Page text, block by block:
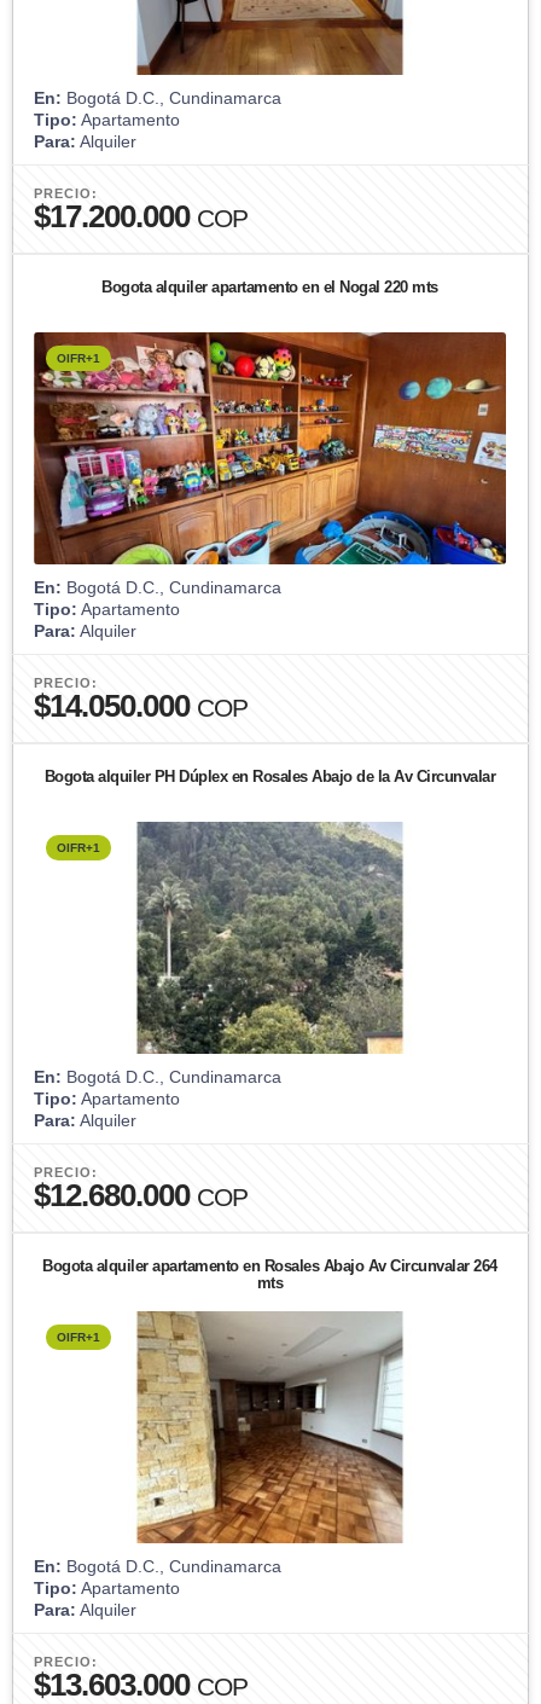
En: Bogotá D.C., Cundinamarca
Tipo: Apartamento
Para: Alquiler
PRECIO:
$17.200.000 COP
Bogota alquiler apartamento en el Nogal 220 mts
OIFR+1
En: Bogotá D.C., Cundinamarca
Tipo: Apartamento
Para: Alquiler
PRECIO:
$14.050.000 COP
Bogota alquiler PH Dúplex en Rosales Abajo de la Av Circunvalar
OIFR+1
En: Bogotá D.C., Cundinamarca
Tipo: Apartamento
Para: Alquiler
PRECIO:
$12.680.000 COP
Bogota alquiler apartamento en Rosales Abajo Av Circunvalar 264
mts
OIFR+1
En: Bogotá D.C., Cundinamarca
Tipo: Apartamento
Para: Alquiler
PRECIO:
$13.603.000 COP